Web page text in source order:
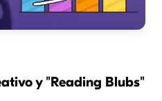
y "Reading Blubs"